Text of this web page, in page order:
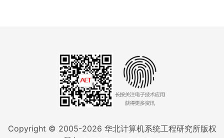
Copyright © 2005-2026 华北计算机系统工程研究所版权